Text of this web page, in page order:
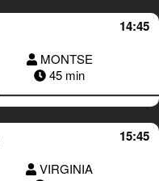
14:45
MONTSE
45 min
15:45
VIRGINIA